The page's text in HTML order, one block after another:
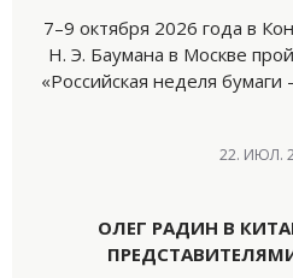
7–9 октября 2026 года в
Н. Э. Баумана в Москве
«Российская неделя бумаги
22. ИЮЛ.
ОЛЕГ РАДИН В